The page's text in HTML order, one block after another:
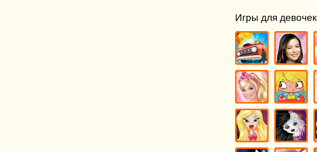
Игры для девочек